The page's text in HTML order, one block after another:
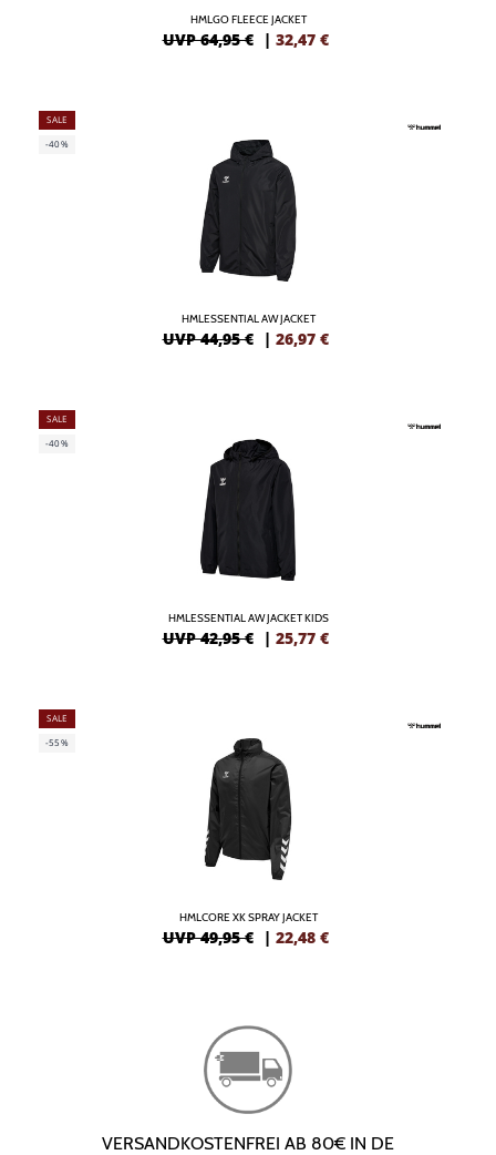
HMLGO FLEECE JACKET
UVP 64,95 € | 32,47 €
SALE
-40%
HMLESSENTIAL AW JACKET
UVP 44,95 € | 26,97 €
SALE
-40%
HMLESSENTIAL AW JACKET KIDS
UVP 42,95 € | 25,77 €
SALE
-55%
HMLCORE XK SPRAY JACKET
UVP 49,95 € | 22,48 €
VERSANDKOSTENFREI AB 80€ IN DE